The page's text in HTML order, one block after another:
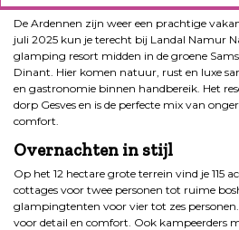
De Ardennen zijn weer een prachtige
juli 2025 kun je terecht bij Landal Namur
glamping resort midden in de groene
Dinant. Hier komen natuur, rust en luxe
en gastronomie binnen handbereik. Het
dorp Gesves en is de perfecte mix van
comfort.
Overnachten in stijl
Op het 12 hectare grote terrein vind je 115
cottages voor twee personen tot ruime
glampingtenten voor vier tot zes
voor detail en comfort. Ook kampeerders